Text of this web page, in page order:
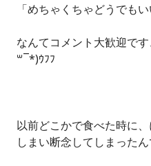
「めちゃくちゃどうでもい
なんてコメント大歓迎で
꒳¯*)ｳﾌﾌ
以前どこかで食べた時に
しまい断念してしまった